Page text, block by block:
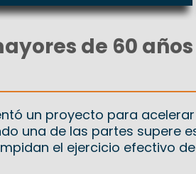
de 60
un proyecto para
una de las partes supere
el ejercicio efectivo